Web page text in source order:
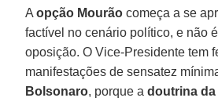
Aopção Mourão começa a se
factível no cenário político, e não
oposição. O Vice-Presidente tem
manifestações de sensatez
Bolsonaro, porque adoutrina